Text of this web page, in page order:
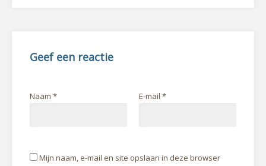
Geef een reactie
Naam * E-mail *
Mijn naam, e-mail en site opslaan in deze browser